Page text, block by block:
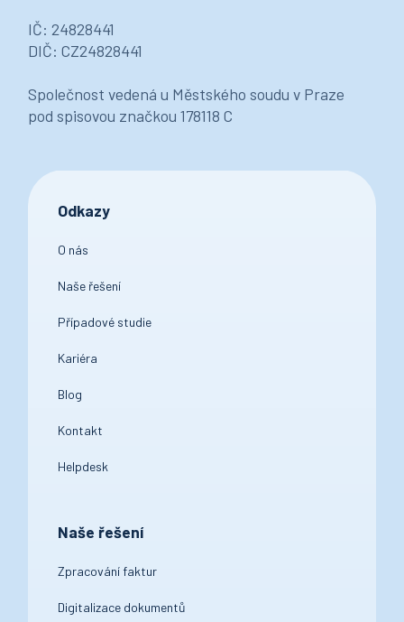
IČ: 24828441
DIČ: CZ24828441
Společnost vedená u Městského soudu v Praze
pod spisovou značkou 178118 C
Odkazy
O nás
Naše řešení
Případové studie
Kariéra
Blog
Kontakt
Helpdesk
Naše řešení
Zpracování faktur
Digitalizace dokumentů